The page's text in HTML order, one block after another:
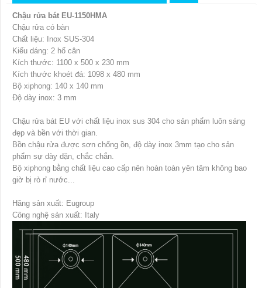
Chậu rửa bát EU-1150HMA
Chậu rửa có bàn
Chất liệu: Inox SUS-304
Kiểu dáng: 2 hố cân
Kích thước: 1100 x 500 x 230 mm
Kích thước khoét đá: 1098 x 480 mm
Bộ xiphong: 140 x 140 mm
Độ dày inox: 3 mm
Chậu rửa bát EU với chất liệu inox sus 304 cho sản phẩm luôn sáng
đẹp và bền với thời gian.
Bồn chậu rửa được sơn chống ồn, độ dày inox 3mm tạo cho sản
phẩm sự dày dặn, chắc chắn.
Bộ xiphong bằng chất liệu cao cấp nên hoàn toàn yên tâm không bao
giờ bị rò rỉ nước...
Hãng sản xuất: Eugroup
Công nghệ sản xuất: Italy